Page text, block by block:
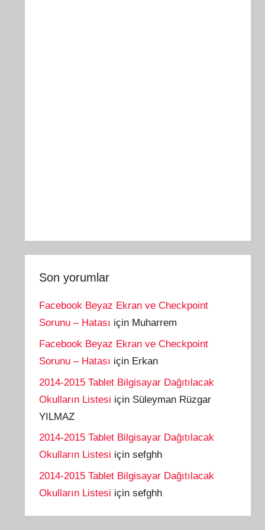
Son yorumlar
Facebook Beyaz Ekran ve Checkpoint
Sorunu – Hatası için Muharrem
Facebook Beyaz Ekran ve Checkpoint
Sorunu – Hatası için Erkan
2014-2015 Tablet Bilgisayar Dağıtılacak
Okulların Listesi için Süleyman Rüzgar
YILMAZ
2014-2015 Tablet Bilgisayar Dağıtılacak
Okulların Listesi içinsefghh
2014-2015 Tablet Bilgisayar Dağıtılacak
Okulların Listesi içinsefghh